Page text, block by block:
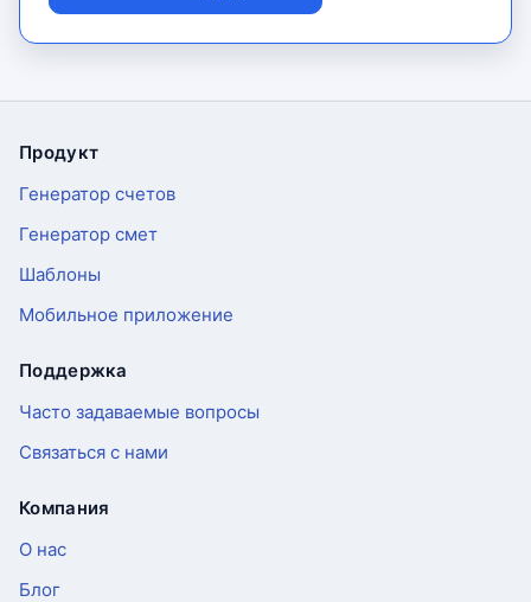
Футер
Продукт
Генератор счетов
Генератор смет
Шаблоны
Мобильное приложение
Поддержка
Часто задаваемые вопросы
Связаться с нами
Компания
О нас
Блог